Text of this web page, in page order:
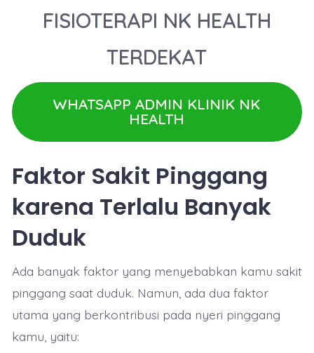
FISIOTERAPI NK HEALTH
TERDEKAT
WHATSAPP ADMIN KLINIK NK
HEALTH
Faktor Sakit Pinggang
karena Terlalu Banyak
Duduk
Ada banyak faktor yang menyebabkan kamu sakit
pinggang saat duduk. Namun, ada dua faktor
utama yang berkontribusi pada nyeri pinggang
kamu, yaitu: